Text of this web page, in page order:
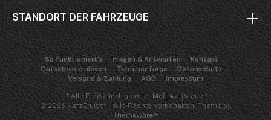
STANDORT DER FAHRZEUGE
So funktioniert's Fragen & Antworten
Kontakt
Gutschein einlösen
Terminanfrage
Datenschutz
Versand & Zahlung
AGB Impressum
* Alle Preise inkl. gesetzl. Mehrwertsteuer
© 2026 HarzCruiser - Alle Rechte vorbehalten. Theme by
ThemeWare®